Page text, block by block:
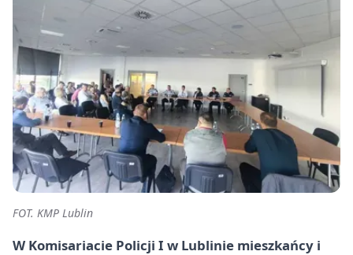
FOT. KMP Lublin
W Komisariacie Policji I w Lublinie mieszkańcy i